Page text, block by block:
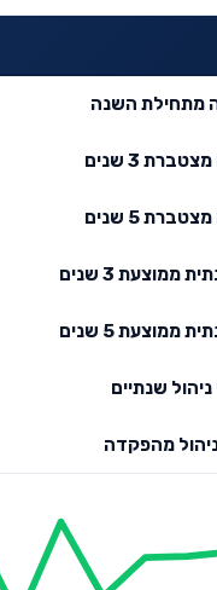
מתחילת השנה
3 שנים
5 שנים
ממוצעת 3 שנים
ממוצעת 5 שנים
ניהול שנתיים
מהפקדה